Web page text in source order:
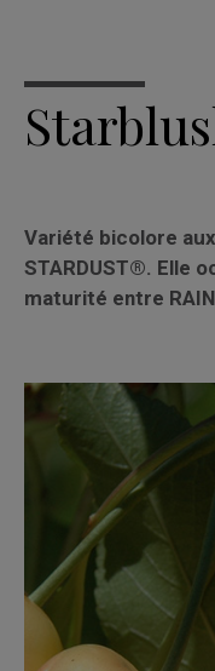
Variété bicolore
STARDUST®. Elle
maturité entre